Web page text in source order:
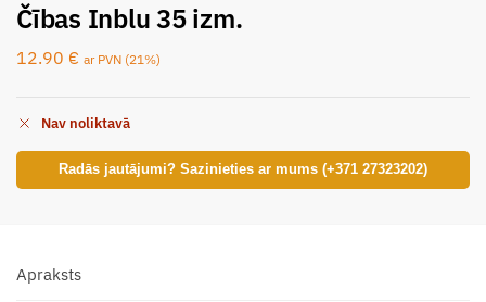
Čības Inblu 35 izm.
12.90 € ar PVN (21%)
Nav noliktavā
Radās jautājumi? Sazinieties ar mums (+371 27323202)
Apraksts